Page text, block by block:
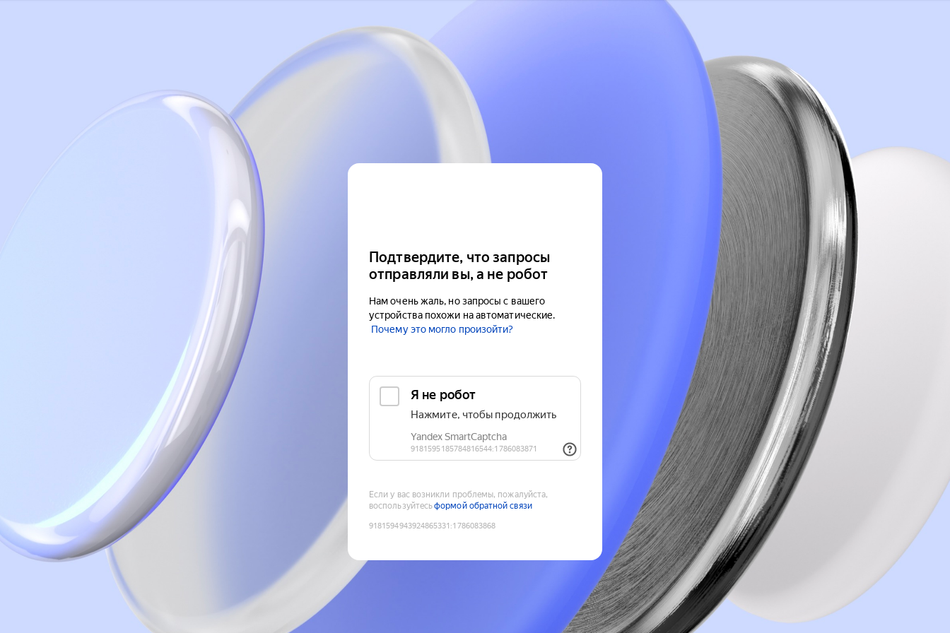
Подтвердите, что запросы
отправляли вы, а не робот
Нам очень жаль, но запросы с вашего
устройства похожи на автоматические.
Почему это могло произойти?
Если у вас возникли проблемы, пожалуйста,
воспользуйтесьформой обратной связи
9181594943924865331 :1786083868